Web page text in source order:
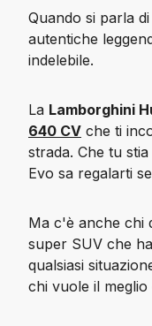
Quando si parla di
autentiche
indelebile.
La Lamborghini
640 CV che ti
strada. Che tu
Evo sa regalarti
Ma c'è anche chi
super SUV che
qualsiasi
chi vuole il